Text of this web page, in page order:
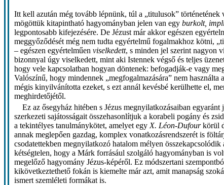
Itt kell azután még tovább lépnünk, túl a „titulusok”
mögöttük kitapintható hagyományban jelen van egyburkolt,
legpontosabb kifejezésére. De Jézust már akkor egészen
meggyőződését még nem tudta egyértelmű fogalmakhoz kötni,
– egészen egyértelműenviselkedett, s minden jel szerint nagyon
bizonnyal úgy viselkedett, mint aki Istennek végső és teljes
hogy vele kapcsolatban hogyan döntenek: befogadják-e vagy
Valószínű, hogy mindennek „megfogalmazására” nem
mégis kinyilvánította ezeket, s ezt annál kevésbé kerülhette el,
meghirdetőjétől.
Ez az ősegyház hitében s Jézus megnyilatkozásaiban
szerkezeti sajátosságait összehasonlítjuk a korabeli pogány és
a tekintélyes tanulmánykötet, amelyet egy X. Léon-Dufourkörül
annak meglepően gazdag, komplex vonatkozásrendszerét is
csodatettekben megnyilatkozó hatalom mélyen
kétségtelen, hogy a Márk forrásául szolgáló hagyományban is
megelőző hagyomány Jézus-képéről. Ez módszertani
kikövetkeztethető fokán is kiemelte már azt, amit manapság
ismert szemléleti formákat is.